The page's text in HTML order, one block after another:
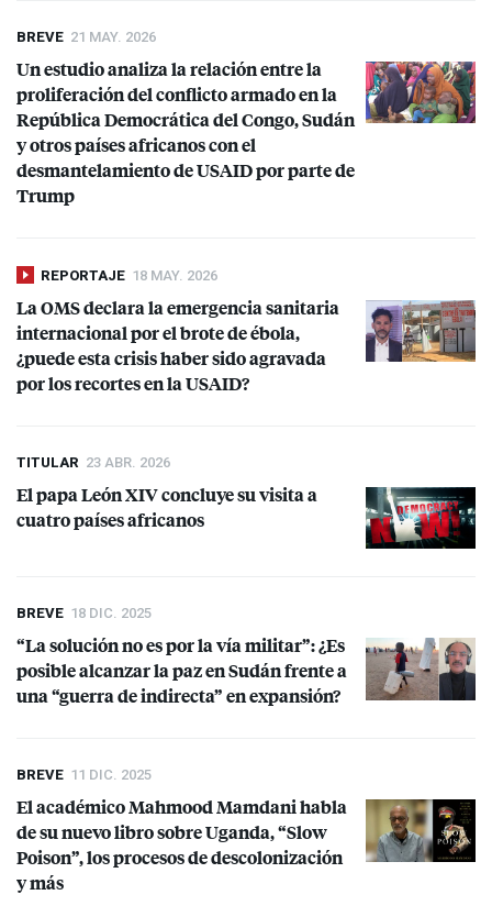
BREVE 21 MAY. 2026
Un estudio analiza la relación entre la
proliferación del conflicto armado en la
República Democrática del Congo, Sudán
y otros países africanos con el
desmantelamiento deUSAIDpor parte de
Trump
REPORTAJE 18 MAY. 2026
LaOMSdeclara la emergencia sanitaria
internacional por el brote de ébola,
¿puede esta crisis haber sido agravada
por los recortes en laUSAID?
TITULAR 23 ABR. 2026
El papa LeónXIVconcluye su visita a
cuatro países africanos
BREVE 18 DIC. 2025
“La solución no es por la vía militar”: ¿Es
posible alcanzar la paz en Sudán frente a
una “guerra de indirecta” en expansión?
BREVE 11 DIC. 2025
El académico Mahmood Mamdani habla
de su nuevo libro sobre Uganda, “Slow
Poison”, los procesos de descolonización
y más